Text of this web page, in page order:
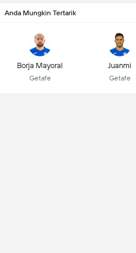
Anda Mungkin Tertarik
Borja Mayoral
Getafe
Juanmi
Getafe